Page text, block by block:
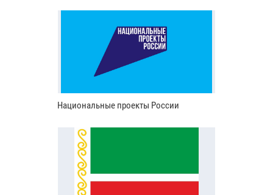
Национальные проекты России